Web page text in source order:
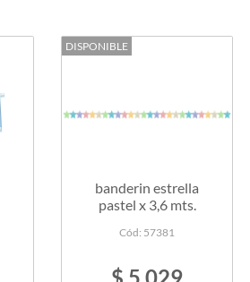
DISPONIBLE
banderin estrella
pastel x 3,6 mts.
Cód: 57381